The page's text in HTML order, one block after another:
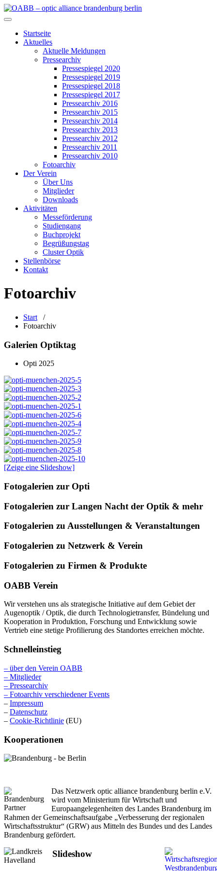
Zum
Inhalt
OABB – optic alliance brandenburg berlin
Startseite
Aktuelles
Aktuelle Meldungen
Pressearchiv
Pressespiegel 2020
Pressespiegel 2019
Pressespiegel 2018
Pressespiegel 2017
Pressearchiv 2016
Pressearchiv 2015
Pressearchiv 2014
Pressearchiv 2013
Pressearchiv 2012
Pressearchiv 2011
Pressearchiv 2010
Fotoarchiv
Der Verein
Über Uns
Mitglieder
Downloads
Aktivitäten
Messeförderung
Studiengang
Buchprojekt
Begrüßungstag
Cluster Optik
Stellenbörse
Kontakt
Fotoarchiv
Start /
Fotoarchiv
Galerien Optiktag
Opti 2025
[Zeige eine Slideshow]
Fotogalerien zur Opti
Fotogalerien zur Langen Nacht der Optik & mehr
Fotogalerien zu Ausstellungen & Veranstaltungen
Fotogalerien zu Netzwerk & Verein
Fotogalerien zu Firmen & Produkte
OABB Verein
Wir verstehen uns als strategische Initiative auf dem Gebiet der
Augenoptik / Optik, die durch Technologietransfer, Bündelung und
Kooperation in Produktion, Forschung und Entwicklung sowie
Vertrieb eine stetige Profilierung des Standortes erreichen möchte.
Schnelleinstieg
– über den Verein OABB
– Mitglieder
– Pressearchiv
– Fotoarchiv verschiedener Events
– Impressum
– Datenschutz
– Cookie-Richtlinie (EU)
Kooperationen
Das Netzwerk optic alliance brandenburg berlin e.V.
wird vom Ministerium für Wirtschaft und
Europaangelegenheiten des Landes Brandenburg im
Rahmen der Gemeinschaftsaufgabe „Verbesserung der regionalen
Wirtschaftsstruktur“ (GRW) aus Mitteln des Bundes und des Landes
Brandenburg gefördert.
Slideshow